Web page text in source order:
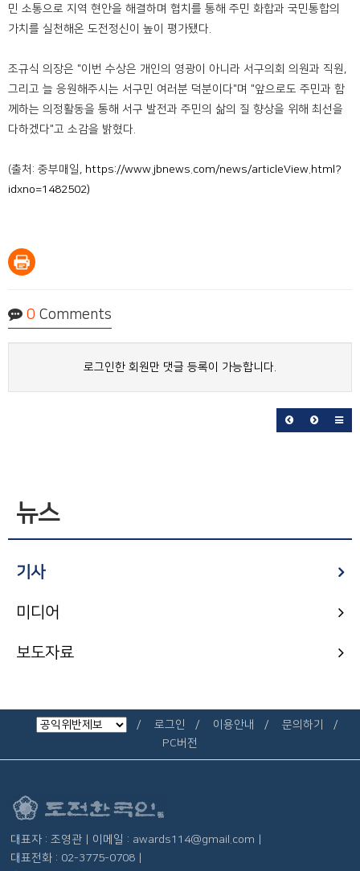
민 소통으로 지역 현안을 해결하며 협치를 통해 주민 화합과 국민통합의
가치를 실천해온 도전정신이 높이 평가됐다.
조규식 의장은 "이번 수상은 개인의 영광이 아니라 서구의회 의원과 직원,
그리고 늘 응원해주시는 서구민 여러분 덕분이다"며 "앞으로도 주민과 함
께하는 의정활동을 통해 서구 발전과 주민의 삶의 질 향상을 위해 최선을
다하겠다"고 소감을 밝혔다.
(출처: 중부매일, https://www.jbnews.com/news/articleView.html?
idxno=1482502)
0 Comments
로그인한 회원만 댓글 등록이 가능합니다.
뉴스
기사
미디어
보도자료
로그인 이용안내
문의하기
PC버전
대표자 : 조영관 | 이메일 : awards114@gmail.com |
대표전화 : 02-3775-0708 |